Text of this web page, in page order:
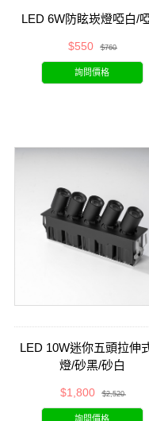
LED 6W防眩崁燈啞白/
$550 $760
詢問價格
LED 10W迷你五頭拉伸
燈/砂黑/砂白
$1,800 $2,520
詢問價格